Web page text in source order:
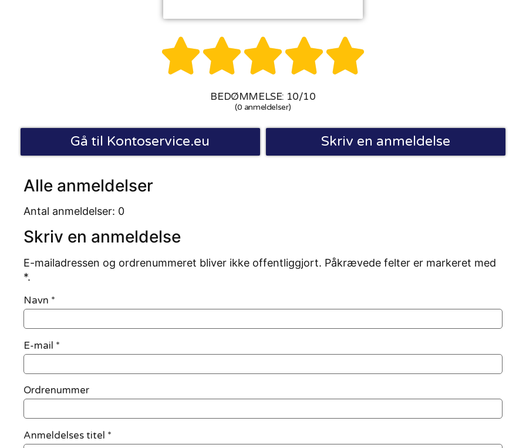

BEDØMMELSE: 10/10
(0 anmeldelser)
Gå til Kontoservice.eu Skriv en anmeldelse
Alle anmeldelser
Antal anmeldelser: 0
Skriv en anmeldelse
E-mailadressen og ordrenummeret bliver ikke offentliggjort. Påkrævede felter er markeret med
*.
Navn *
E-mail *
Ordrenummer
Anmeldelses titel *